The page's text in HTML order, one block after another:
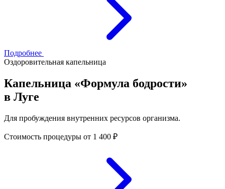
Подробнее
Оздоровительная капельница
Капельница «Формула бодрости»
в Луге
Для пробуждения внутренних ресурсов организма.
Стоимость процедуры от 1 400 ₽